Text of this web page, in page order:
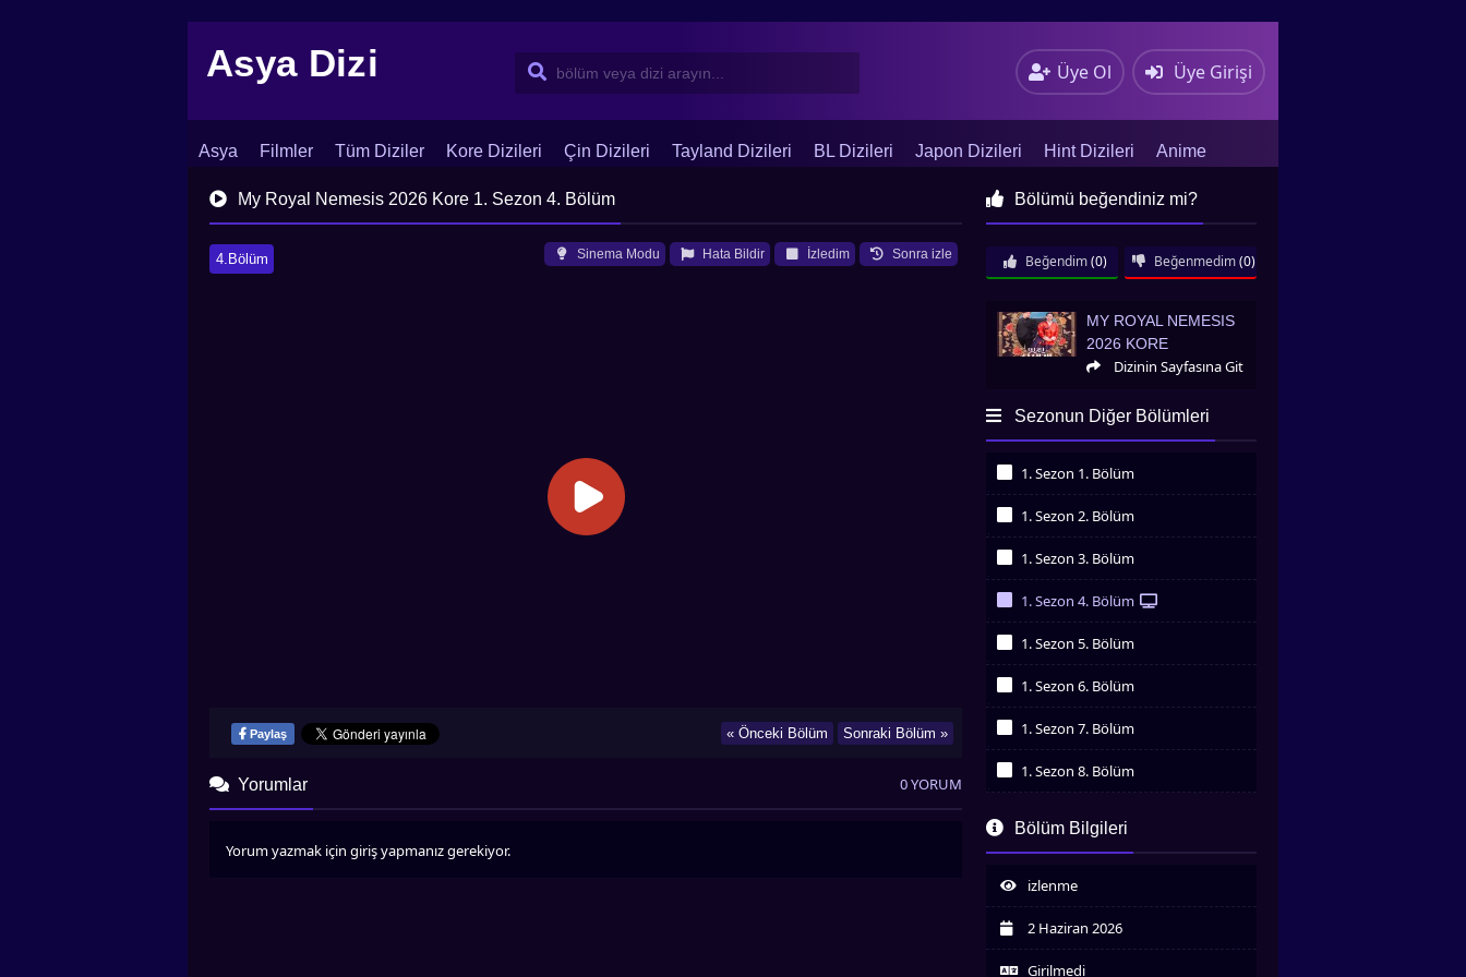
Asya Dizi Üye Ol Üye Girişi
Asya Filmler Tüm Diziler Kore Dizileri Çin Dizileri Tayland Dizileri BL Dizileri Japon Dizileri Hint Dizileri Anime
İletişim Blog Dizi Arşivi
My Royal Nemesis 2026 Kore 1. Sezon 4. Bölüm
4.Bölüm Sonra izle
İzledim
Hata Bildir
Sinema Modu
Paylaş Sonraki Bölüm »
« Önceki Bölüm
Bölümü beğendiniz mi?
Beğendim (0) Beğenmedim (0)
My Royal Nemesis 2026 Kore
MY ROYAL NEMESIS
2026 KORE
Dizinin Sayfasına Git
Sezonun Diğer Bölümleri
1. Sezon 1. Bölüm
1. Sezon 2. Bölüm
1. Sezon 3. Bölüm
1. Sezon 4. Bölüm
1. Sezon 5. Bölüm
1. Sezon 6. Bölüm
1. Sezon 7. Bölüm
1. Sezon 8. Bölüm
İzledim
İzledim
1. Sezon 10. Bölüm
İzledim
İzledim
Bölüm Bilgileri
izlenme
2 Haziran 2026
Girilmedi
Yorumlar 0 YORUM
Yorum yazmak için giriş yapmanız gerekiyor.